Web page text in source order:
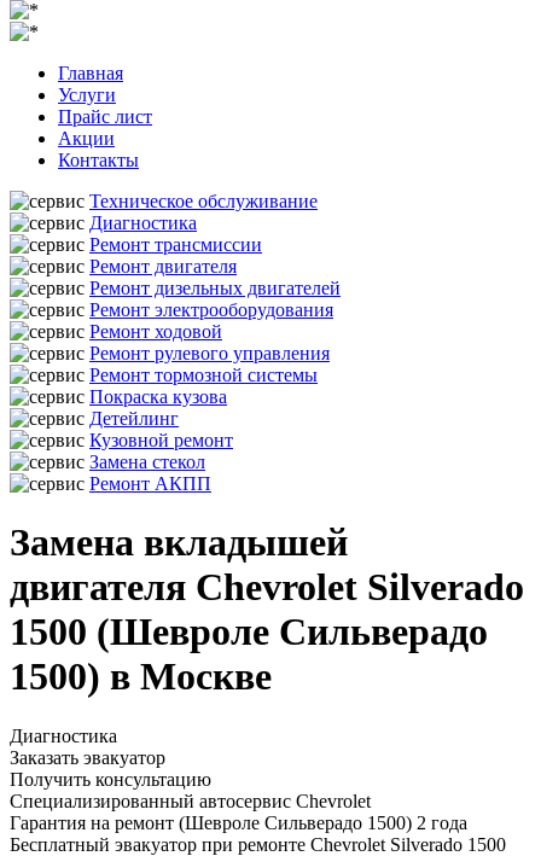
Главная
Услуги
Прайс лист
Акции
Контакты
Техническое обслуживание
Диагностика
Ремонт трансмиссии
Ремонт двигателя
Ремонт дизельных двигателей
Ремонт электрооборудования
Ремонт ходовой
Ремонт рулевого управления
Ремонт тормозной системы
Покраска кузова
Детейлинг
Кузовной ремонт
Замена стекол
Ремонт АКПП
Замена вкладышей
двигателя Chevrolet Silverado
1500 (Шевроле Сильверадо
1500) в Москве
Диагностика
Заказать эвакуатор
Получить консультацию
Специализированный автосервис Chevrolet
Гарантия на ремонт (Шевроле Сильверадо 1500) 2 года
Бесплатный эвакуатор при ремонте Chevrolet Silverado 1500